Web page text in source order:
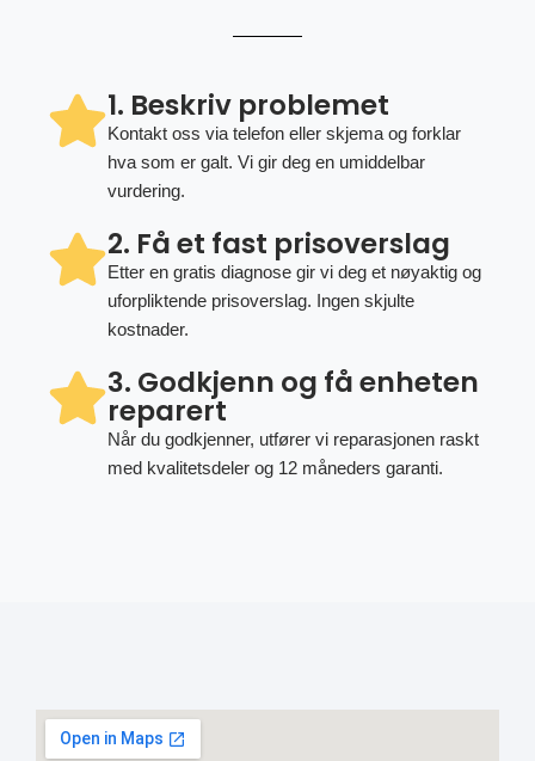
1. Beskriv problemet
Kontakt oss via telefon eller skjema og forklar
hva som er galt. Vi gir deg en umiddelbar
vurdering.
2. Få et fast prisoverslag
Etter en gratis diagnose gir vi deg et nøyaktig og
uforpliktende prisoverslag. Ingen skjulte
kostnader.
3. Godkjenn og få enheten
reparert
Når du godkjenner, utfører vi reparasjonen raskt
med kvalitetsdeler og 12 måneders garanti.